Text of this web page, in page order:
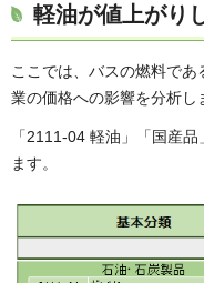
軽油が値上がり
ここでは、バスの燃料で
業の価格への影響を分析し
「2111-04 軽油」「国産
ます。